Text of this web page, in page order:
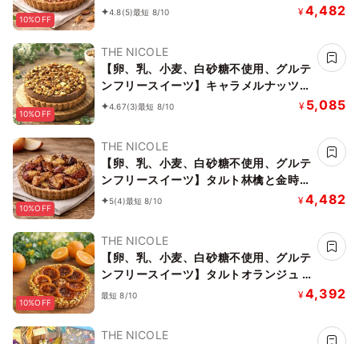
10%OFF
15cm《ヴィーガンスイーツ》 《無添
4.8(5)最短 8/10 ¥4,482
10%OFF
THE NICOLE
【卵、乳、小麦、白砂糖不使用、グルテ
ンフリースイーツ】キャラメルナッツバ
ナーヌショコラ【京豆腐仕込み】 5号
ィーガンケーキ》 《無添加》《アレル
ギー配慮》
4.67(3)最短 8/10 ¥ 5,085
10%OFF
THE NICOLE
【卵、乳、小麦、白砂糖不使用、グルテ
ンフリースイーツ】タルト林檎と金時芋
5号 15cm 《ヴィーガンスイーツ・ヴィ
5(4)最短 8/10 ¥4,482
10%OFF
THE NICOLE
【卵、乳、小麦、白砂糖不使用、グルテ
ンフリースイーツ】タルトオランジュ 5
号 15cm 《ヴィーガンスイーツ・ヴィ
最短 8/10 ¥4,392
THE NICOLE